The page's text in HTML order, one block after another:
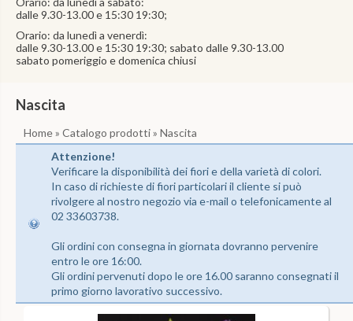
dalle 9.30-13.00 e 15:30 19:30;
Orario: da lunedì a venerdì:
dalle 9.30-13.00 e 15:30 19:30; sabato dalle 9.30-13.00
sabato pomeriggio e domenica chiusi
Nascita
Home» Catalogo prodotti» Nascita
Attenzione!
Verificare la disponibilità dei fiori e della varietà di colori.
In caso di richieste di fiori particolari il cliente si può
rivolgere al nostro negozio via e-mail o telefonicamente al
02 33603738.
Gli ordini con consegna in giornata dovranno pervenire
entro le ore 16:00.
Gli ordini pervenuti dopo le ore 16.00 saranno consegnati il
primo giorno lavorativo successivo.